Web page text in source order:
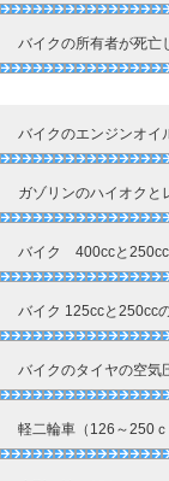
バイクの所有者が死亡
バイクのエンジンオイ
ガゾリンのハイオクと
バイク 400ccと
バイク 125ccと250cc
バイクのタイヤの空気
軽二輪車（126～250